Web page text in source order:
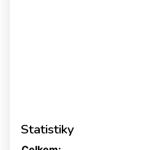
Statistiky